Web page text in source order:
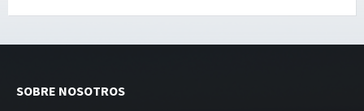
SOBRE NOSOTROS